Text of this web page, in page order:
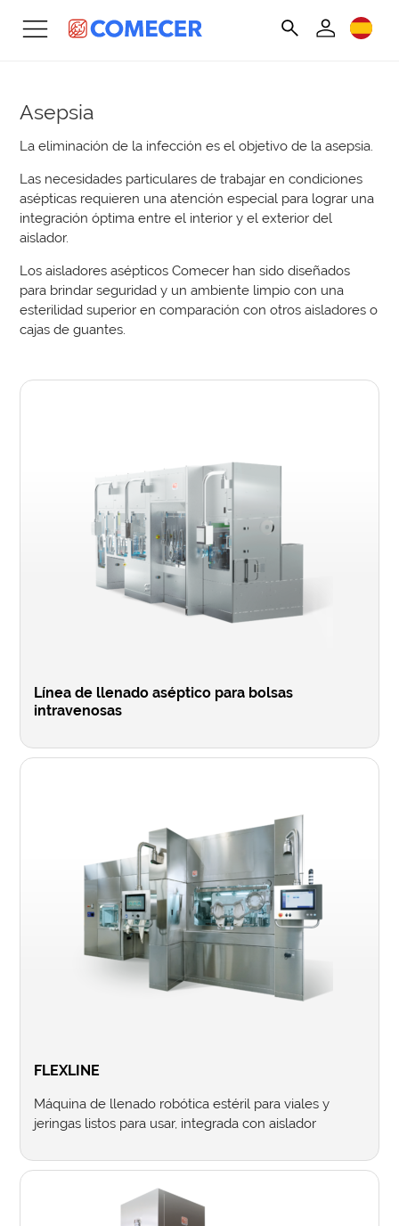
Asepsia
La eliminación de la infección es el objetivo de la asepsia.
Las necesidades particulares de trabajar en condiciones
asépticas requieren una atención especial para lograr una
integración óptima entre el interior y el exterior del
aislador.
Los aisladores asépticos Comecer han sido diseñados
para brindar seguridad y un ambiente limpio con una
esterilidad superior en comparación con otros aisladores o
cajas de guantes.
Línea de llenado aséptico para bolsas
intravenosas
FLEXLINE
Máquina de llenado robótica estéril para viales y
jeringas listos para usar, integrada con aislador